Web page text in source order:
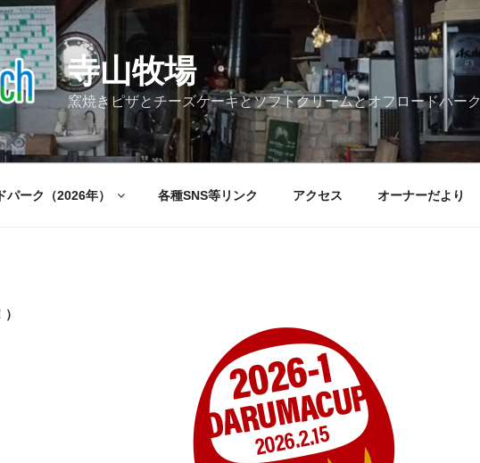
寺山牧場
窯焼きピザとチーズケーキとソフトクリームとオフロードパーク
パーク（2026年） 各種SNS等リンク アクセス オーナーだより